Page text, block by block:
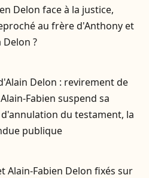
Delon face à la justice,
au frère d'Anthony et
?
Delon : revirement de
Fabien suspend sa
du testament, la
publique
Alain-Fabien Delon fixés sur